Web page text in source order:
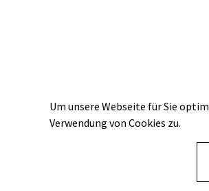
Consent Selection |
Um unsere Webseite für Sie
Verwendung von Cookies zu.